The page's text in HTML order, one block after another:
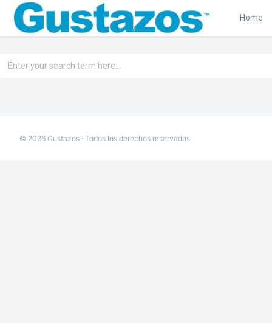
Home
© 2026 Gustazos · Todos los derechos reservados